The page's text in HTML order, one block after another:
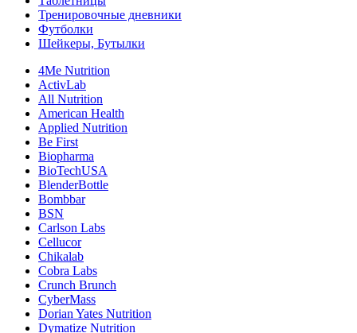
Тренировочные дневники
Футболки
Шейкеры, Бутылки
4Me Nutrition
ActivLab
All Nutrition
American Health
Applied Nutrition
Be First
Biopharma
BioTechUSA
BlenderBottle
Bombbar
BSN
Carlson Labs
Cellucor
Chikalab
Cobra Labs
Crunch Brunch
CyberMass
Dorian Yates Nutrition
Dymatize Nutrition